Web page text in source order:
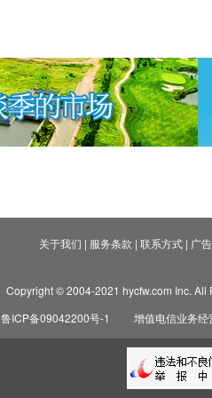
关于我们 | 服务条款 | 联系方式| 广
Copyright © 2004-2021 hycfw.com Inc. All
鲁ICP备09042200号-1
增值电信业务